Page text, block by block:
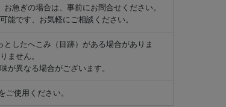
急ぎの場合は、事前にお問合せください。
能です、お気軽にご相談ください。
したへこみ（目跡）がある場合がありま
ません。
が異なる場合がございます。
ご使用ください。